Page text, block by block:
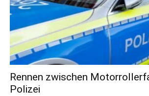
Rennen zwischen
Polizei